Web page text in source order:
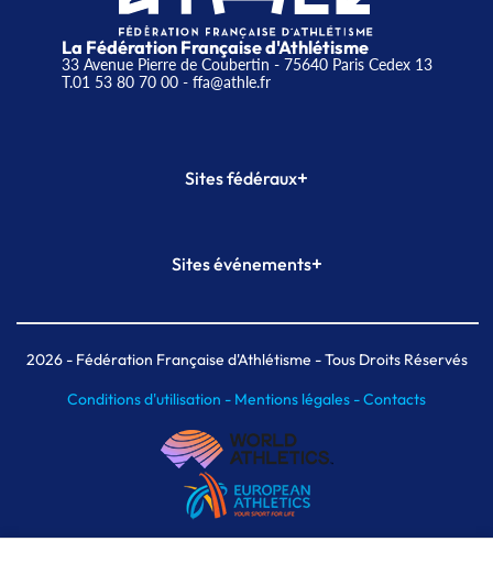
La Fédération Française d'Athlétisme
33 Avenue Pierre de Coubertin - 75640 Paris Cedex 13
T.01 53 80 70 00- ffa@athle.fr
Sites fédéraux+
Plateforme Formation
Sites événements+
Meeting de Paris indoor
MAIF Ekiden de Paris
2026- Fédération Française d'Athlétisme - Tous Droits Réservés
Conditions d'utilisation - Mentions légales -Contacts